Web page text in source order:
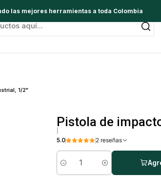
las mejores herramientas a toda Colombia
1/2"
Pistola de
5.0
2 reseñas
Cantidad